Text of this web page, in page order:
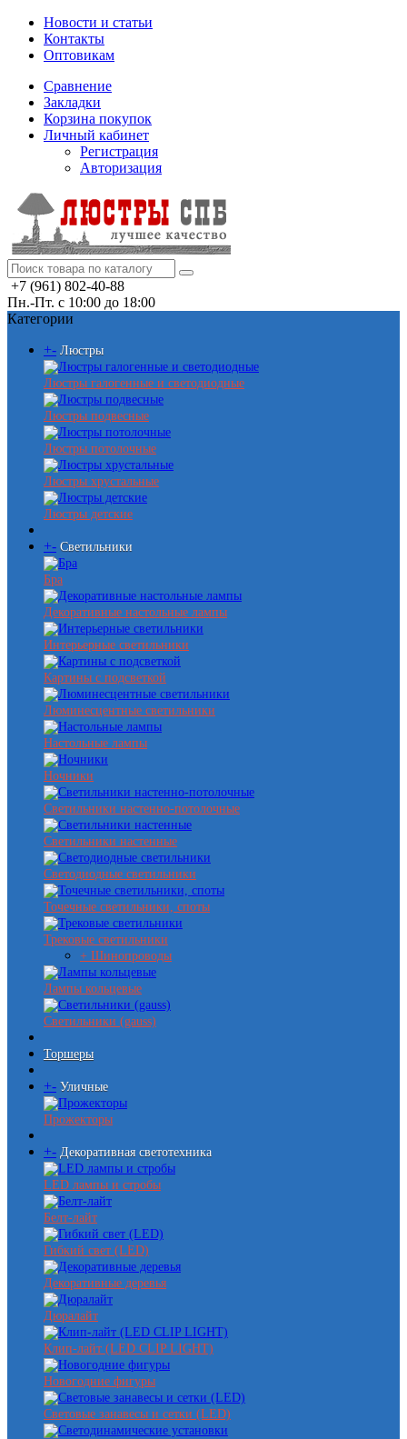
Новости и статьи
Контакты
Оптовикам
Сравнение
Закладки
Корзина покупок
Личный кабинет
Регистрация
Авторизация
+7 (961) 802-40-88
Пн.-Пт. с 10:00 до 18:00
Категории
+- Люстры
Люстры галогенные и светодиодные
Люстры подвесные
Люстры потолочные
Люстры хрустальные
Люстры детские
+- Светильники
Бра
Декоративные настольные лампы
Интерьерные светильники
Картины с подсветкой
Люминесцентные светильники
Настольные лампы
Ночники
Светильники настенно-потолочные
Светильники настенные
Светодиодные светильники
Точечные светильники, споты
Трековые светильники
+ Шинопроводы
Лампы кольцевые
Светильники (gauss)
Торшеры
+- Уличные
Прожекторы
+- Декоративная светотехника
LED лампы и стробы
Белт-лайт
Гибкий свет (LED)
Декоративные деревья
Дюралайт
Клип-лайт (LED CLIP LIGHT)
Новогодние фигуры
Световые занавесы и сетки (LED)